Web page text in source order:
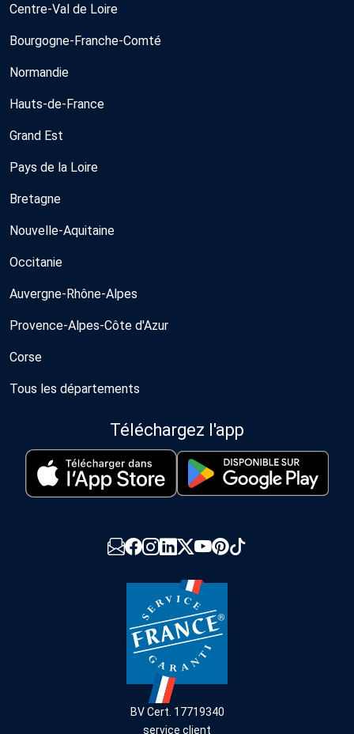
Centre-Val de Loire
Bourgogne-Franche-Comté
Normandie
Hauts-de-France
Grand Est
Pays de la Loire
Bretagne
Nouvelle-Aquitaine
Occitanie
Auvergne-Rhône-Alpes
Provence-Alpes-Côte d'Azur
Corse
Tous les départements
Téléchargez l'app
BV Cert. 17719340
service client